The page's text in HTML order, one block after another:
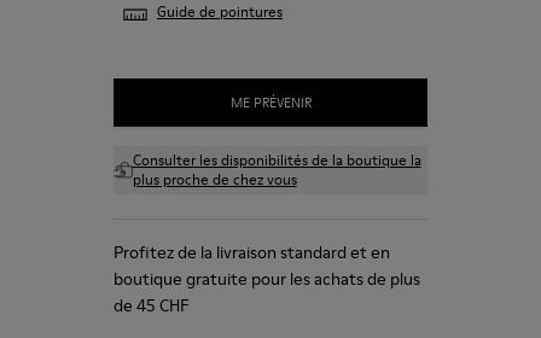
Guide de pointures
ME PRÉVENIR
Consulter les disponibilités de la boutique la
plus proche de chez vous
Profitez de la livraison standard et en
boutique gratuite pour les achats de plus
de 45 CHF